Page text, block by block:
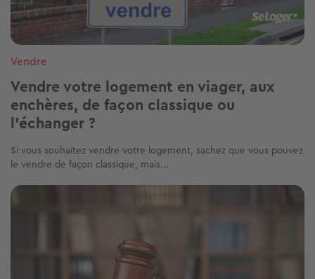
Vendre
Vendre votre logement en viager, aux
enchères, de façon classique ou
l'échanger ?
Si vous souhaitez vendre votre logement, sachez que vous pouvez
le vendre de façon classique, mais...
Image